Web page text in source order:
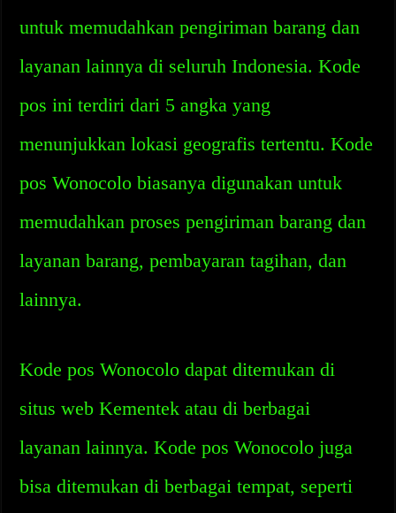
untuk memudahkan pengiriman barang dan
layanan lainnya di seluruh Indonesia. Kode
pos ini terdiri dari 5 angka yang
menunjukkan lokasi geografis tertentu. Kode
pos Wonocolo biasanya digunakan untuk
memudahkan proses pengiriman barang dan
layanan barang, pembayaran tagihan, dan
lainnya.
Kode pos Wonocolo dapat ditemukan di
situs web Kementek atau di berbagai
layanan lainnya. Kode pos Wonocolo juga
bisa ditemukan di berbagai tempat, seperti